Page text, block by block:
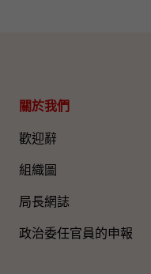
關於我們
歡迎辭
組織圖​
局長網誌
政治委任官員的申報